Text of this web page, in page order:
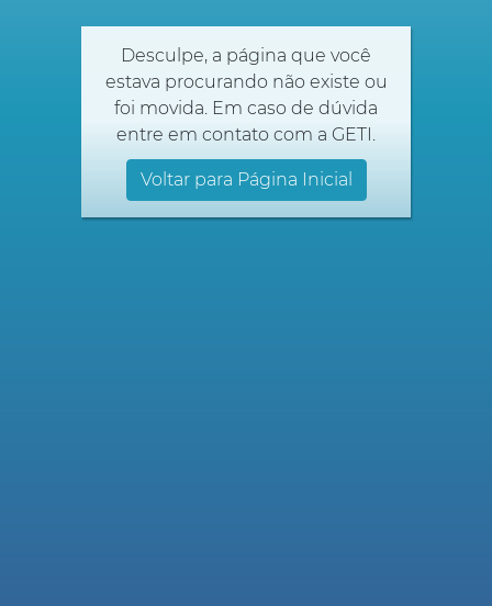
Desculpe, a página que você
estava procurando não existe ou
foi movida. Em caso de dúvida
entre em contato com a GETI.
Voltar para Página Inicial